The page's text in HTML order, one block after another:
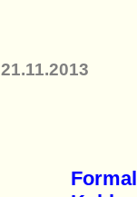
21.11.2013